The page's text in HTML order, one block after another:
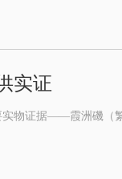
实证
物证据——霞洲磯（繁